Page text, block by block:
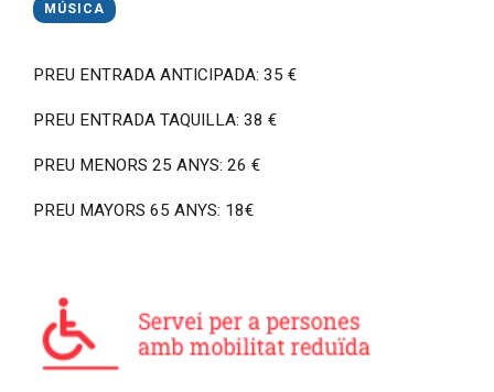
MÚSICA
PREU ENTRADA ANTICIPADA: 35 €
PREU ENTRADA TAQUILLA: 38 €
PREU MENORS 25 ANYS: 26 €
PREU MAYORS 65 ANYS: 18€